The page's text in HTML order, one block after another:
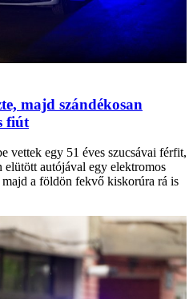
majd szándékosan
fiút
vettek egy 51 éves szucsávai férfit,
elütött autójával egy elektromos
a földön fekvő kiskorúra rá is